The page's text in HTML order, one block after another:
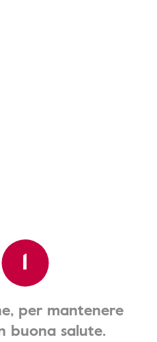
1
per mantenere
buona salute.